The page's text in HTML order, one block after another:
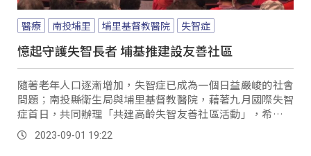
醫療 南投埔里 埔里基督教醫院 失智症
憶起守護失智長者 埔基推建設友善社區
隨著老年人口逐漸增加，失智症已成為一個日益嚴峻的社會
問題；南投縣衛生局與埔里基督教醫院，藉著九月國際失智
症首日，共同辦理「共建高齡失智友善社區活動」，希望能
讓更多民眾一起來認識失智症的問題，同時也提供相關資源
來協助有相關個案的民眾。
2023-09-01 19:22